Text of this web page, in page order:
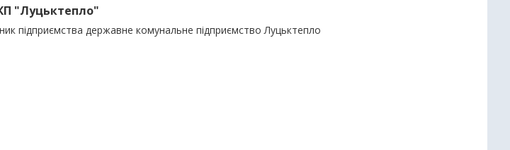
"Луцьктепло"
підприємства державне комунальне підприємство Луцьктепло